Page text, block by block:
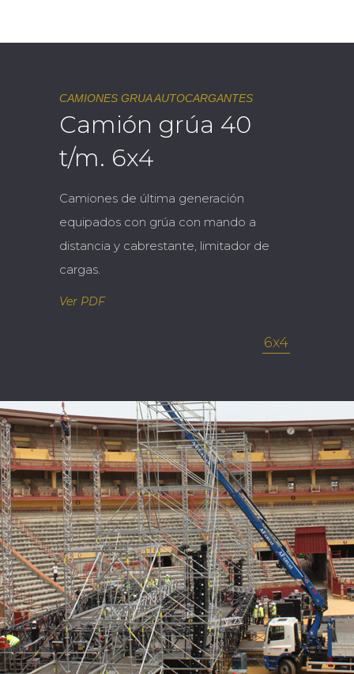
CAMIONES GRUA AUTOCARGANTES
Camión grúa 40
t/m. 6x4
Camiones de última generación
equipados con grúa con mando a
distancia y cabrestante, limitador de
cargas.
Ver PDF
6x4